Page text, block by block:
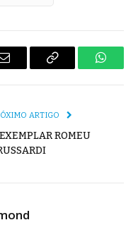
E-
Copiar
ARTIGO
ROMEU